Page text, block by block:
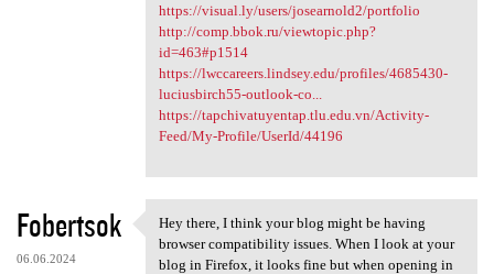
https://visual.ly/users/josearnold2/portfolio
http://comp.bbok.ru/viewtopic.php?
id=463#p1514
https://lwccareers.lindsey.edu/profiles/4685430-
luciusbirch55-outlook-co...
https://tapchivatuyentap.tlu.edu.vn/Activity-
Feed/My-Profile/UserId/44196
Fobertsok
06.06.2024
Hey there, I think your blog
Hey there, I think your blog might be having
browser compatibility issues. When I look at your
blog in Firefox, it looks fine but when opening in